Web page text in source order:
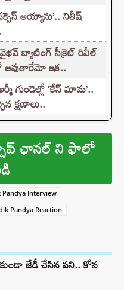
అయ్యాను’.. నితీష్
బ్యాటింగ్ సీక్రెట్ రివీల్
ఇక..
గుండెల్లో ‘కేన్‌ మామ’..
క్షణాలు..
ఛానల్ ని ఫాలో
Pandya Interview
Pandya Reaction
జేడీ చేసిన పని.. కోన